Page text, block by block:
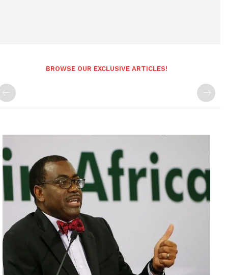
BROWSE OUR EXCLUSIVE ARTICLES!